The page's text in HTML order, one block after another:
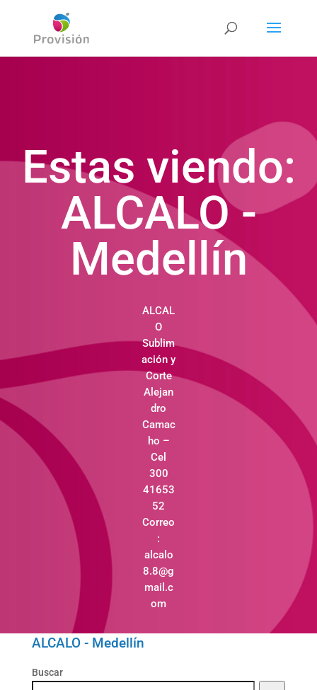
Estas viendo:
ALCALO -
Medellín
ALCAL
O
Sublim
ación y
Corte
Alejan
dro
Camac
ho –
Cel
300
41653
52
Correo
:
alcalo
8.8@g
mail.c
om
ALCALO - Medellín
Buscar